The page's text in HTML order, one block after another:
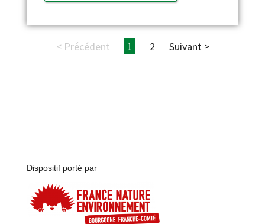
< Précédent 1 2 Suivant >
Dispositif porté par